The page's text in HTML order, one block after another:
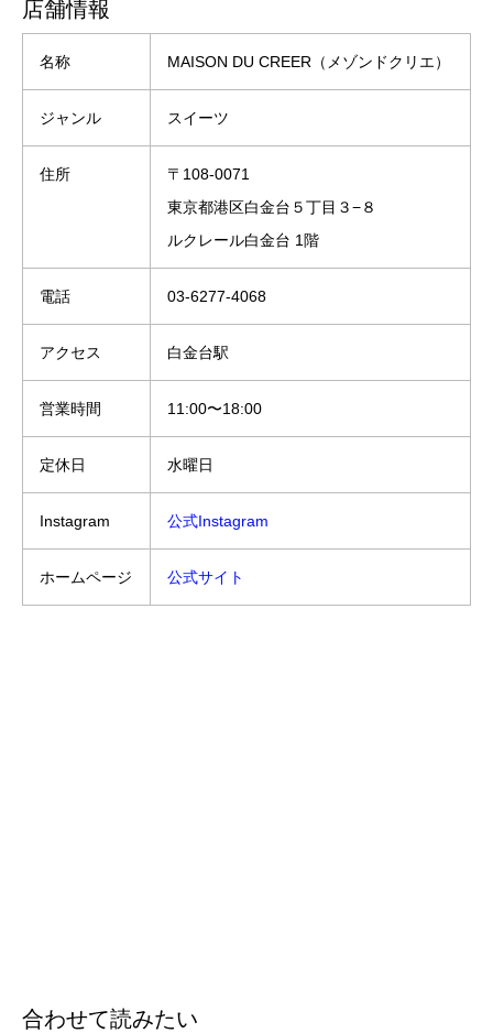
店舗情報
名称 MAISON DU CREER（メゾンドクリエ）
ジャンル スイーツ
住所
〒108-0071
東京都港区白金台５丁目３−８
ルクレール白金台 1階
電話 03-6277-4068
アクセス 白金台駅
営業時間 11:00〜18:00
定休日 水曜日
Instagram 公式Instagram
ホームページ 公式サイト
合わせて読みたい